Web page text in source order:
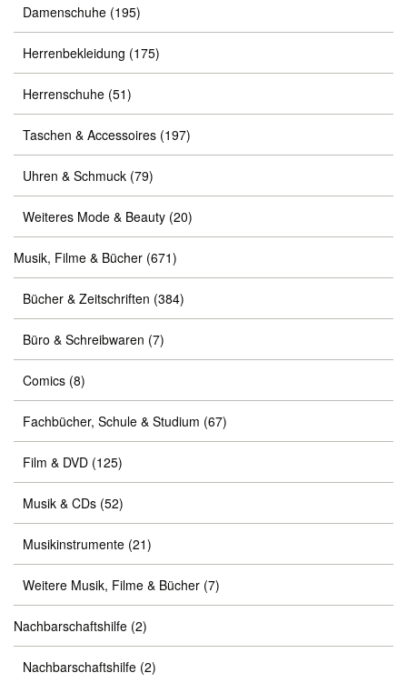
Damenschuhe (195)
Herrenbekleidung (175)
Herrenschuhe (51)
Taschen & Accessoires (197)
Uhren & Schmuck (79)
Weiteres Mode & Beauty (20)
Musik, Filme & Bücher (671)
Bücher & Zeitschriften (384)
Büro & Schreibwaren (7)
Comics (8)
Fachbücher, Schule & Studium (67)
Film & DVD (125)
Musik & CDs (52)
Musikinstrumente (21)
Weitere Musik, Filme & Bücher (7)
Nachbarschaftshilfe (2)
Nachbarschaftshilfe (2)